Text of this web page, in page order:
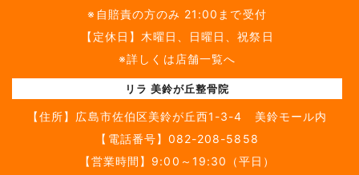
※自賠責の方のみ 21:00まで受付
【定休日】木曜日、日曜日、祝祭日
※詳しくは店舗一覧へ
リラ 美鈴が丘整骨院
【住所】 広島市佐伯区美鈴が丘西1-3-4 美鈴モール内
【電話番号】 082-208-5858
【営業時間】9:00～19:30（平日）